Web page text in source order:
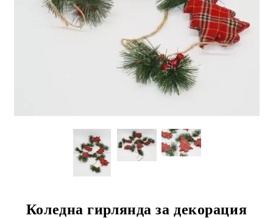
Коледна гирлянда за декорация